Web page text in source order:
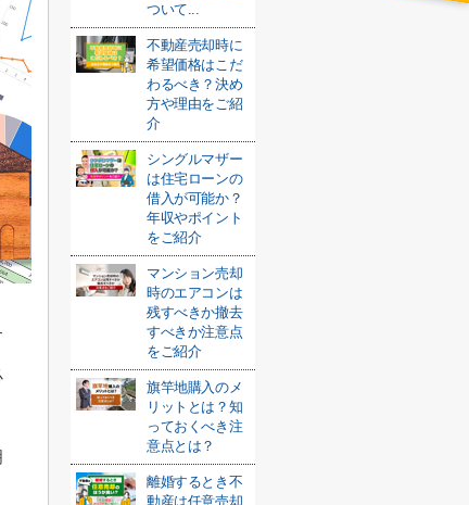
ついて...
不動産売却時に
希望価格はこだ
わるべき？決め
方や理由をご紹
介
シングルマザー
は住宅ローンの
借入が可能か？
年収やポイント
をご紹介
マンション売却
時のエアコンは
残すべきか撤去
すべきか注意点
をご紹介
旗竿地購入のメ
リットとは？知
っておくべき注
意点とは？
離婚するとき不
動産は任意売却